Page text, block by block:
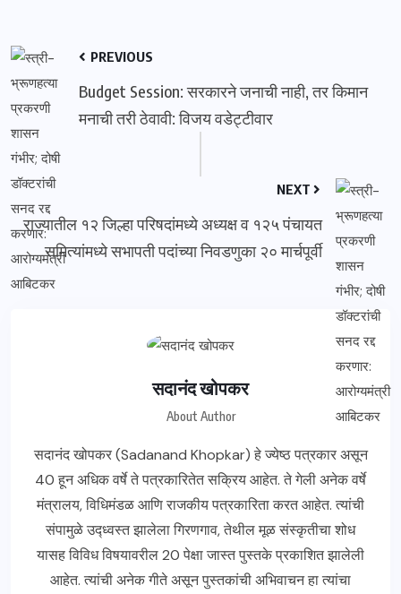
PREVIOUS
Budget Session: सरकारने जनाची नाही, तर किमान
मनाची तरी ठेवावी: विजय वडेट्टीवार
NEXT
राज्यातील १२ जिल्हा परिषदांमध्ये अध्यक्ष व १२५ पंचायत
समित्यांमध्ये सभापती पदांच्या निवडणुका २० मार्चपूर्वी
सदानंद खोपकर
About Author
सदानंद खोपकर (Sadanand Khopkar) हे ज्येष्ठ पत्रकार असून
40 हून अधिक वर्षे ते पत्रकारितेत सक्रिय आहेत. ते गेली अनेक वर्षे
मंत्रालय, विधिमंडळ आणि राजकीय पत्रकारिता करत आहेत. त्यांची
संपामुळे उद्ध्वस्त झालेला गिरणगाव, तेथील मूळ संस्कृतीचा शोध
यासह विविध विषयावरील 20 पेक्षा जास्त पुस्तके प्रकाशित झालेली
आहेत. त्यांची अनेक गीते असून पुस्तकांची अभिवाचन हा त्यांचा